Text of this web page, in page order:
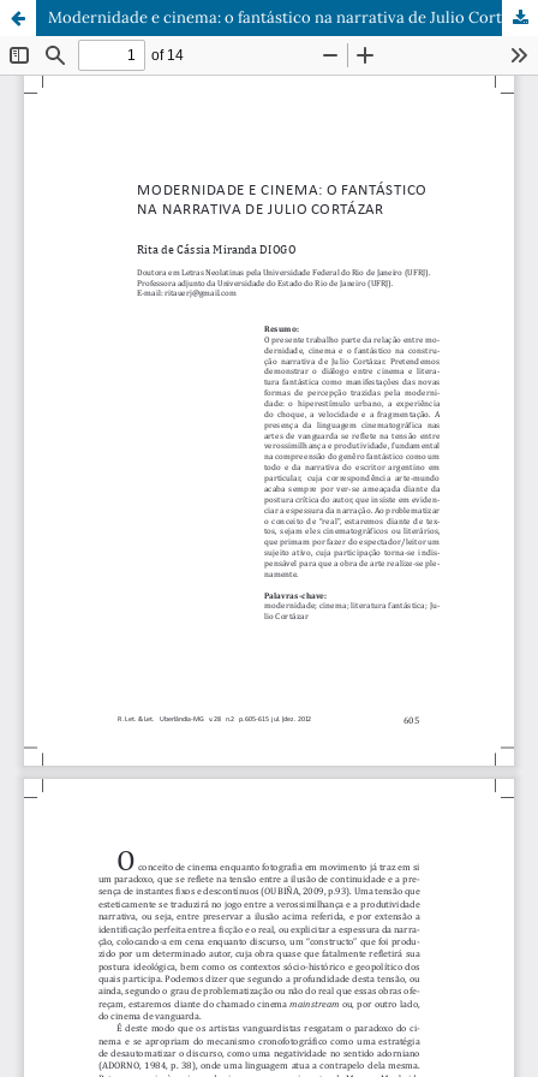
Modernidade e cinema: o fantástico na narrativa de Julio Cortázar